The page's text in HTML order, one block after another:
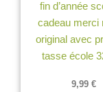
fin d’année
cadeau merci
original avec
tasse école
9,99 €